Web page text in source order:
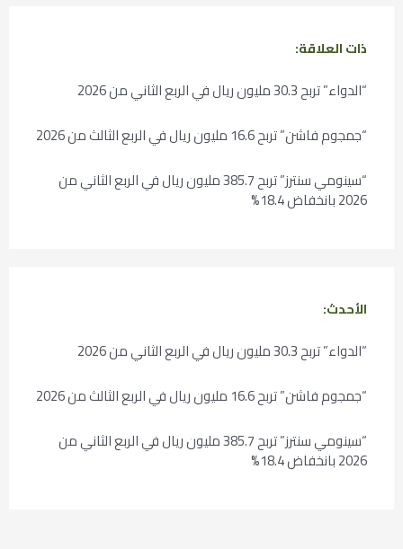
ذات العلاقة:
“الدواء” تربح 30.3 مليون ريال في الربع الثاني من 2026
“جمجوم فاشن” تربح 16.6 مليون ريال في الربع الثالث من 2026
“سينومي سنترز” تربح 385.7 مليون ريال في الربع الثاني من
2026 بانخفاض 18.4%
الأحدث:
“الدواء” تربح 30.3 مليون ريال في الربع الثاني من 2026
“جمجوم فاشن” تربح 16.6 مليون ريال في الربع الثالث من 2026
“سينومي سنترز” تربح 385.7 مليون ريال في الربع الثاني من
2026 بانخفاض 18.4%